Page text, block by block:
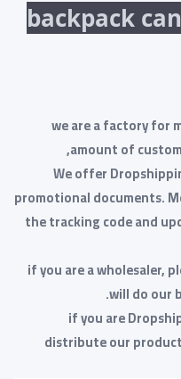
backpack
1: we are a factory
amount of
2: We offer
promotional documents.
the tracking code and
3: if you are a
will do our
4: if you are
distribute our